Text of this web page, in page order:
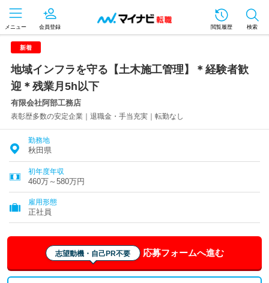
メニュー 会員登録 閲覧履歴 検索
新着
地域インフラを守る【土木施工管理】＊経験者歓
迎＊残業月5h以下
有限会社阿部工務店
表彰歴多数の安定企業｜退職金・手当充実｜転勤なし
勤務地
秋田県
初年度年収
460万～580万円
雇用形態
正社員
志望動機・自己PR不要 応募フォームへ進む